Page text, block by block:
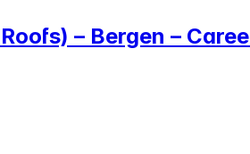
– Bergen –